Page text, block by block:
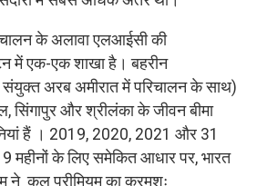
के अलावा एलआईसी की
में एक-एक शाखा है। बहरीन
अरब अमीरात में परिचालन के साथ)
सिंगापुर और श्रीलंका के जीवन बीमा
हैं । 2019, 2020, 2021 और 31
महीनों के लिए समेकित आधार पर, भारत
ने कुल प्रीमियम का क्रमशः